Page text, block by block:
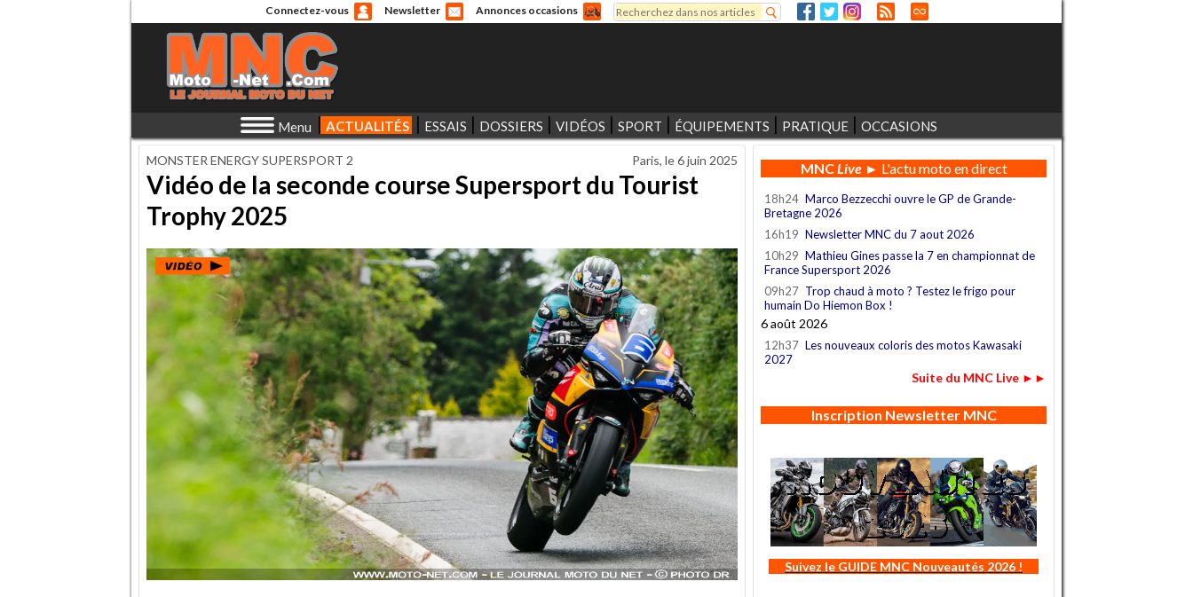
Connectez-vous Newsletter Annonces occasions
Formulaire de recherche
Rechercher
Menu ACTUALITÉS ESSAIS DOSSIERS VIDÉOS SPORT ÉQUIPEMENTS PRATIQUE OCCASIONS
MONSTER ENERGY SUPERSPORT 2 Paris, le6 juin 2025
Vidéo de la seconde course Supersport du Tourist
Trophy 2025
MNCLive► L'actu moto en direct
18h24 Marco Bezzecchi ouvre le GP de Grande-
Bretagne 2026
16h19 Newsletter MNC du 7 aout 2026
10h29 Mathieu Gines passe la 7 en championnat de
France Supersport 2026
09h27 Trop chaud à moto ? Testez le frigo pour
humain Do Hiemon Box !
6 août 2026
12h37 Les nouveaux coloris des motos Kawasaki
2027
Suite du MNC Live ►►
Inscription Newsletter MNC
Suivez le GUIDE MNC Nouveautés 2026 !